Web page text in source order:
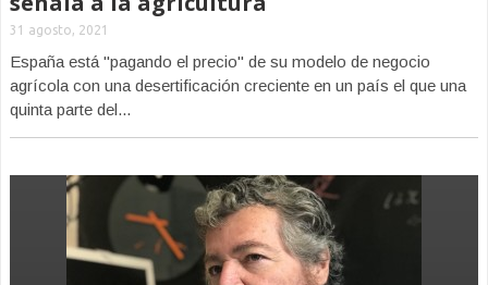
31 agosto, 2021
España está "pagando el precio" de su modelo de negocio
agrícola con una desertificación creciente en un país el que una
quinta parte del...